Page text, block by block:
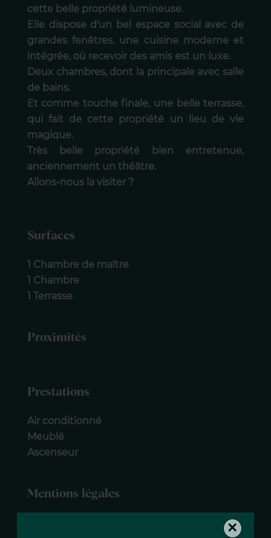
×
cette belle propriété lumineuse.
Elle dispose d'un bel espace social avec de
grandes fenêtres, une cuisine moderne et
intégrée, où recevoir des amis est un luxe.
Deux chambres, dont la principale avec salle
de bains.
Et comme touche finale, une belle terrasse,
qui fait de cette propriété un lieu de vie
magique.
Très belle propriété bien entretenue,
anciennement un théâtre.
Allons-nous la visiter ?
Surfaces
1 Chambre de maître
1 Chambre
1 Terrasse
Proximités
Prestations
Air conditionné
Meublé
Ascenseur
Mentions légales